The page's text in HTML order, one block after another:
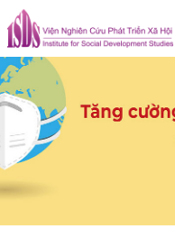
Skip
to
content